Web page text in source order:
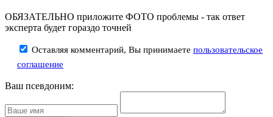
ОБЯЗАТЕЛЬНО приложите ФОТО проблемы - так ответ
эксперта будет гораздо точней
Оставляя комментарий, Вы принимаете пользовательское
соглашение
Ваш псевдоним: